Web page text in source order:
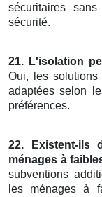
sécuritaires
sécurité.
21. L'isolation
Oui, les solutions
adaptées selon
préférences.
22. Existent-ils
ménages à
subventions
les ménages à